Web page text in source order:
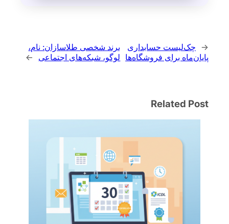
← چک‌لیست حسابداری
پایان‌ماه برای فروشگاه‌ها
برند شخصی طلاسازان: نام،
لوگو، شبکه‌های اجتماعی
→
Related Post